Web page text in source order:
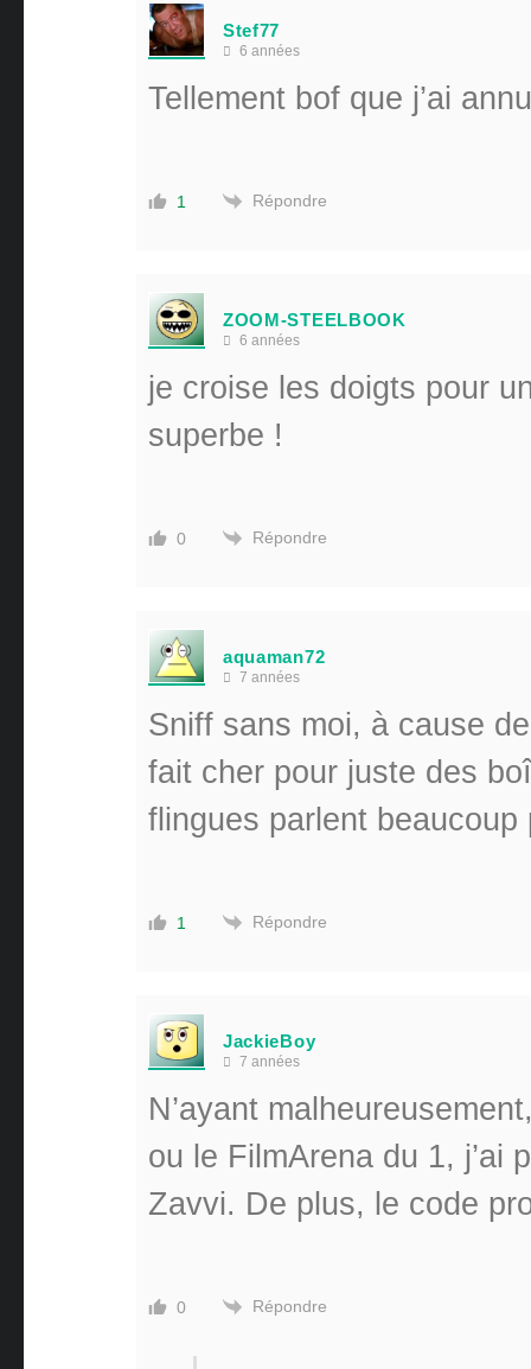
Stef77
6 années
Tellement bof que j’ai
1 Répondre
ZOOM-STEELBOOK
6 années
je croise les doigts pour
superbe !
0 Répondre
aquaman72
7 années
Sniff sans moi, à cause
fait cher pour juste des
flingues parlent
1 Répondre
JackieBoy
7 années
N’ayant
ou le FilmArena du 1, j’ai
Zavvi. De plus, le code
0 Répondre